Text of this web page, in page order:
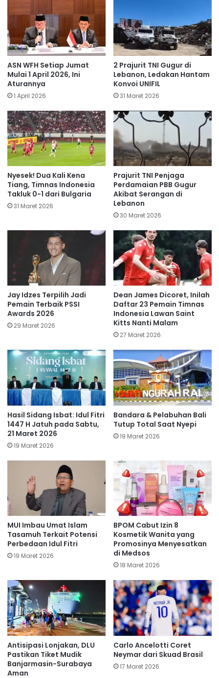
ASN WFH Setiap Jumat
Mulai 1 April 2026, Ini
Aturannya
1 April 2026
​2 Prajurit TNI Gugur di
Lebanon, Ledakan Hantam
Konvoi UNIFIL
31 Maret 2026
Nyesek! Dua Kali Kena
Tiang, Timnas Indonesia
Takluk 0-1 dari Bulgaria
31 Maret 2026
Prajurit TNI Penjaga
Perdamaian PBB Gugur
Akibat Serangan di
Lebanon
30 Maret 2026
Jay Idzes Terpilih Jadi
Pemain Terbaik PSSI
Awards 2026
29 Maret 2026
Dean James Dicoret, Inilah
Daftar 23 Pemain Timnas
Indonesia Lawan Saint
Kitts Nanti Malam
27 Maret 2026
Hasil Sidang Isbat: Idul Fitri
1447 H Jatuh pada Sabtu,
21 Maret 2026
19 Maret 2026
Bandara & Pelabuhan Bali
Tutup Total Saat Nyepi
19 Maret 2026
MUI Imbau Umat Islam
Tasamuh Terkait Potensi
Perbedaan Idul Fitri
19 Maret 2026
BPOM Cabut Izin 8
Kosmetik Wanita yang
Promosinya Menyesatkan
di Medsos
18 Maret 2026
Antisipasi Lonjakan, DLU
Pastikan Tiket Mudik
Banjarmasin-Surabaya
Aman
Carlo Ancelotti Coret
Neymar dari Skuad Brasil
17 Maret 2026